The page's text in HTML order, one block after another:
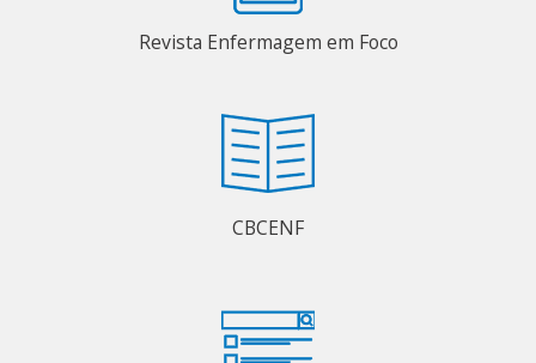
Revista Enfermagem em Foco
CBCENF